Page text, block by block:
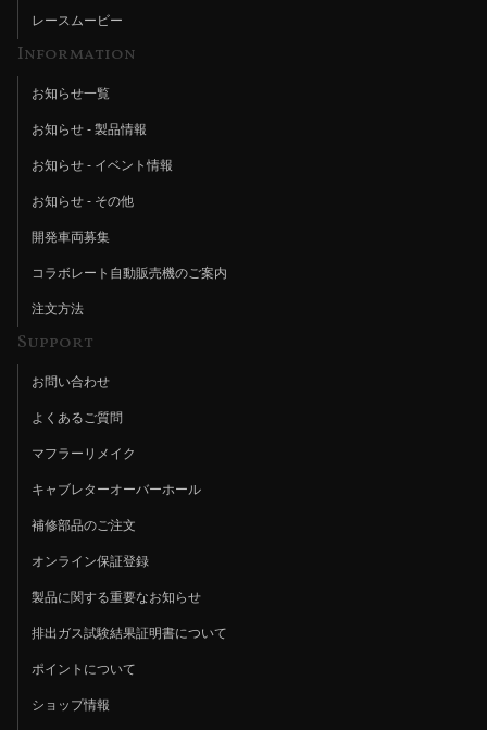
レースムービー
Information
お知らせ一覧
お知らせ - 製品情報
お知らせ - イベント情報
お知らせ - その他
開発車両募集
コラボレート自動販売機のご案内
注文方法
Support
お問い合わせ
よくあるご質問
マフラーリメイク
キャブレターオーバーホール
補修部品のご注文
オンライン保証登録
製品に関する重要なお知らせ
排出ガス試験結果証明書について
ポイントについて
ショップ情報